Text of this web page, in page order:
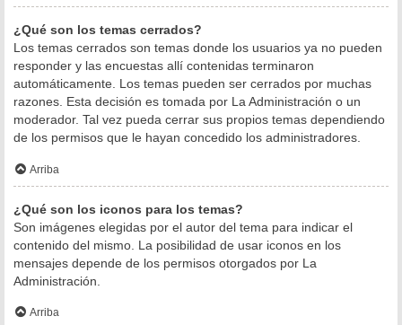
¿Qué son los temas cerrados?
Los temas cerrados son temas donde los usuarios ya no pueden
responder y las encuestas allí contenidas terminaron
automáticamente. Los temas pueden ser cerrados por muchas
razones. Esta decisión es tomada por La Administración o un
moderador. Tal vez pueda cerrar sus propios temas dependiendo
de los permisos que le hayan concedido los administradores.
Arriba
¿Qué son los iconos para los temas?
Son imágenes elegidas por el autor del tema para indicar el
contenido del mismo. La posibilidad de usar iconos en los
mensajes depende de los permisos otorgados por La
Administración.
Arriba